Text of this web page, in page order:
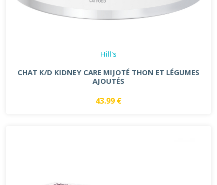
Hill's
CHAT K/D KIDNEY CARE MIJOTÉ THON ET LÉGUMES
AJOUTÉS
43.99 €